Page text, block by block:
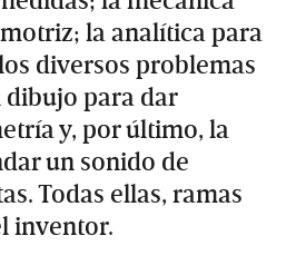
la analítica para
diversos problemas
para dar
y, por último, la
un sonido de
Todas ellas, ramas
inventor.